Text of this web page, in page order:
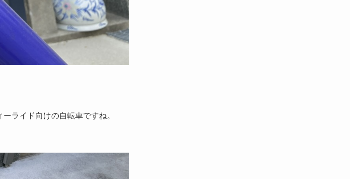
ライド向けの自転車ですね。